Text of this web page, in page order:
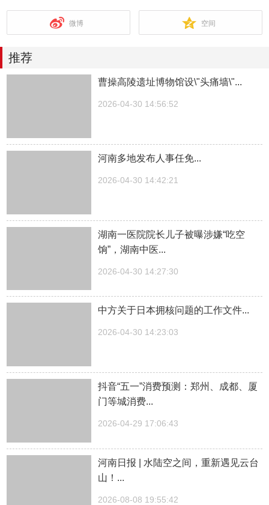
微博 空间
推荐
曹操高陵遗址博物馆设\"头痛墙\"...
2026-04-30 14:56:52
河南多地发布人事任免...
2026-04-30 14:42:21
湖南一医院院长儿子被曝涉嫌“吃空
饷”，湖南中医...
2026-04-30 14:27:30
中方关于日本拥核问题的工作文件...
2026-04-30 14:23:03
抖音“五一”消费预测：郑州、成都、厦
门等城消费...
2026-04-29 17:06:43
河南日报 | 水陆空之间，重新遇见云台
山！...
2026-08-08 19:55:42